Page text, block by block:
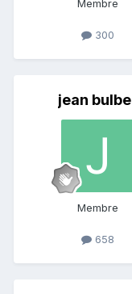
Membre
300
jean bulbe
Membre
658